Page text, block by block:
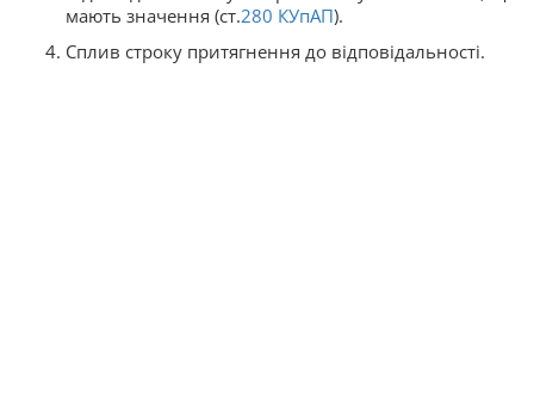
мають значення (ст.280 КУпАП).
Сплив строку притягнення до відповідальності.